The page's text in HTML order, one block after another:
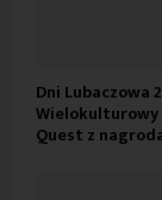
Dni Lubaczowa
Wielokulturowy
Quest z